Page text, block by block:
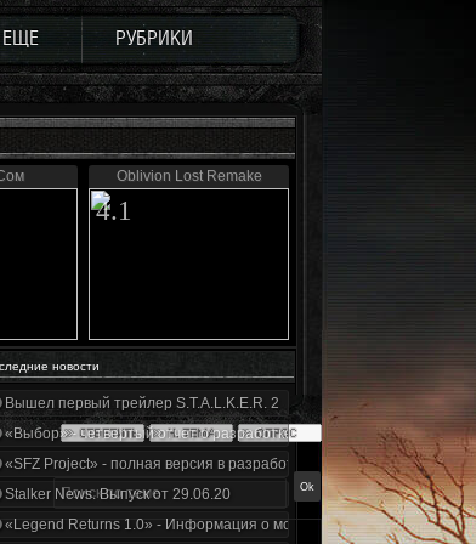
ЕЩЕ РУБРИКИ
Oblivion Lost Remake
4.1
новости
Вышел первый трейлер S.T.A.L.K.E.R. 2
«Выбор» - четвертый отчет о разработке!
«SFZ Project» - полная версия в разработке!
Stalker News. Выпуск от 29.06.20
«Legend Returns 1.0» - Информация о моде за июнь 2020